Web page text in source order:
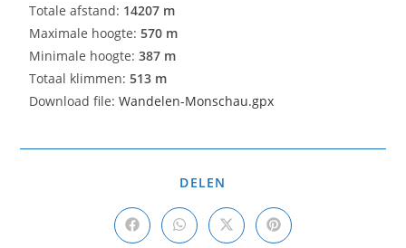
Totale afstand: 14207 m
Maximale hoogte: 570 m
Minimale hoogte: 387 m
Totaal klimmen: 513 m
Download file:Wandelen-Monschau.gpx
DELEN